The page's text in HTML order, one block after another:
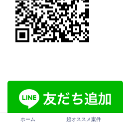
ホーム 超オススメ案件